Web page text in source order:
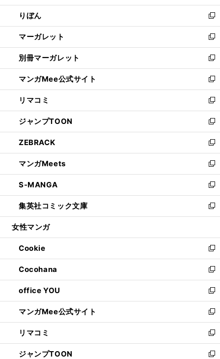
開
く
ウ
で
開
く
ン
ド
ウ
で
開
く
ウ
ィ
ン
ド
ウ
で
開
く
りぼん
新
し
い
ウ
ィ
ン
ド
ウ
で
開
く
マーガレット
新
し
い
ウ
ィ
ン
ド
ウ
で
開
く
別冊マーガレット
新
し
い
ウ
ィ
ン
ド
ウ
で
開
く
マンガMee公式サイト
新
し
い
ウ
ィ
ン
ド
ウ
で
開
く
リマコミ
新
し
い
ウ
ィ
ン
ド
ウ
で
開
く
ジャンプTOON
新
し
い
ウ
ィ
ン
ド
ウ
で
開
ZEBRACK
新
し
い
ウ
ィ
ン
ド
ウ
開
く
マンガMeets
新
し
い
ウ
ィ
ン
ウ
で
開
く
S-MANGA
新
し
い
ウ
ン
ド
ウ
で
開
く
集英社コミック文庫
新
し
ウ
ィ
ン
ド
ウ
で
開
く
女性マンガ
Cookie
新
し
い
ウ
ィ
ン
ド
ウ
で
開
く
Cocohana
新
し
い
ウ
ィ
ン
ド
ウ
で
office YOU
新
し
い
ウ
ィ
ン
ド
マンガMee公式サイト
新
し
い
ウ
ィ
リマコミ
新
し
い
ジャンプTOON 新